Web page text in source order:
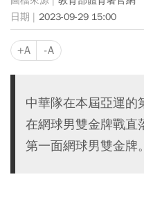
2023-09-29 15:00
+A -A
中華隊在本屆亞運
在網球男雙金牌戰直
第一面網球男雙金牌。